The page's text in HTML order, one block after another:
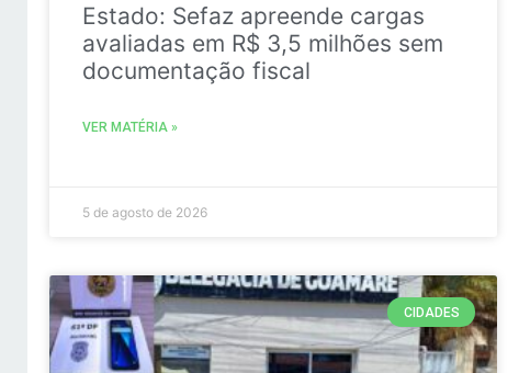
Estado: Sefaz apreende cargas
avaliadas em R$ 3,5 milhões sem
documentação fiscal
VER MATÉRIA »
5 de agosto de 2026
CIDADES